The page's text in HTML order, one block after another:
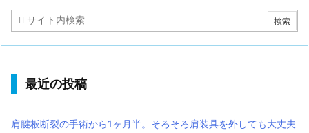
最近の投稿
肩腱板断裂の手術から1ヶ月半。そろそろ肩装具を外しても大丈夫